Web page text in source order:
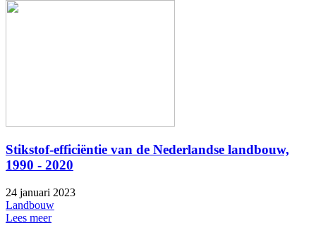
Stikstof-efficiëntie van de Nederlandse landbouw,
1990 - 2020
24 januari 2023
Landbouw
Lees meer